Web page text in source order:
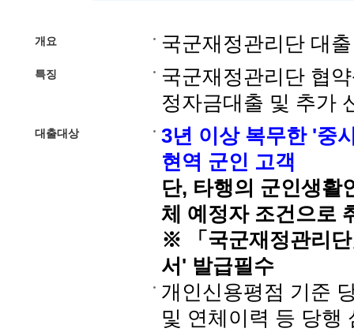
개요 국군재정관리단 대
특징
국군재정관리단 협
정자금대출 및 추가
대출대상
3년 이상 복무한 '중
현역 군인 고객
단, 타행의 군인생활
체 예정자 조건으로
※ 「국군재정관리
서' 발급필수
개인신용평점 기준
및 연체이력 등 당행